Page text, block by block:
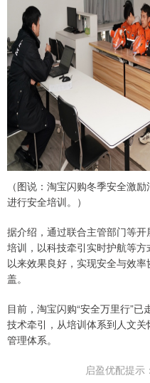
（图说：淘宝闪购冬季安全激
进行安全培训。）
据介绍，通过联合主管部门等
培训，以科技牵引实时护航等
以来效果良好，实现安全与效
盖。
目前，淘宝闪购“安全万里行”
技术牵引，从培训体系到人文关
管理体系。
启盈优配提示